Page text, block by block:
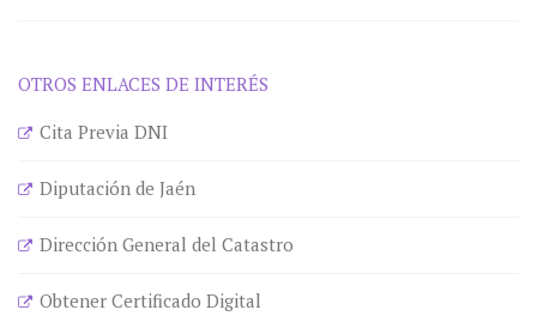
OTROS ENLACES DE INTERÉS
Cita Previa DNI
Diputación de Jaén
Dirección General del Catastro
Obtener Certificado Digital